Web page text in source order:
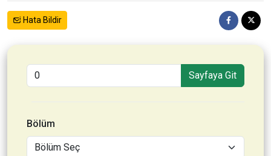
Hata Bildir
Sayfaya Git
Bölüm